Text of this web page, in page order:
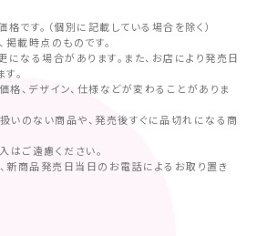
です。（個別に記載している場合を除く）
載時点のものです。
なる場合があります。また、お店により発売日
。
格、デザイン、仕様などが変わることがありま
いのない商品や、発売後すぐに品切れになる商
ご遠慮ください。
新商品発売日当日のお電話によるお取り置き